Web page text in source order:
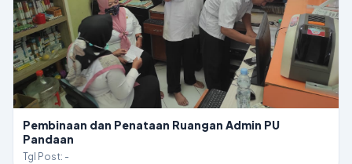
Pembinaan dan Penataan Ruangan Admin PU
Pandaan
Tgl Post: -